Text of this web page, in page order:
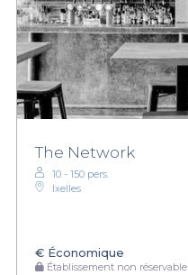
The Network
10 - 150 pers.
Ixelles
€ Économique
Établissement non réservable